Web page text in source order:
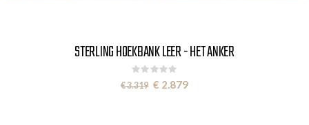
STERLING HOEKBANK LEER - HET ANKER
Rating:
0%
€ 3.319 Special
Price
€ 2.879